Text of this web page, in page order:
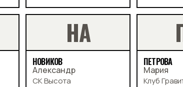
НА
НОВИКОВ
Александр
СК Высота
ПЕТРОВА
Мария
Клуб